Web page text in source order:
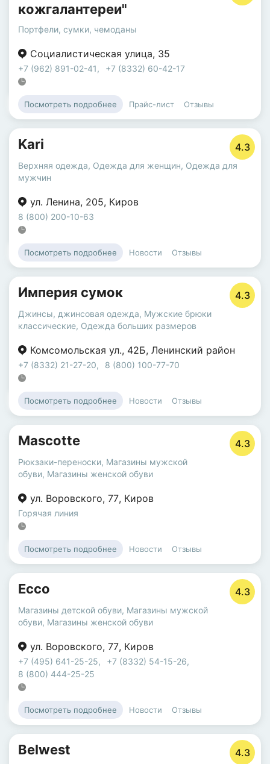
кожгалантереи"
Портфели, сумки, чемоданы
Социалистическая улица, 35
+7 (962) 891-02-41, +7 (8332) 60-42-17
Посмотреть подробнее Прайс-лист Отзывы
Kari 4.3
Верхняя одежда, Одежда для женщин, Одежда для
мужчин
ул. Ленина, 205, Киров
8 (800) 200-10-63
Посмотреть подробнее Новости Отзывы
Империя сумок 4.3
Джинсы, джинсовая одежда, Мужские брюки
классические, Одежда больших размеров
Комсомольская ул., 42Б, Ленинский район
+7 (8332) 21-27-20, 8 (800) 100-77-70
Посмотреть подробнее Новости Отзывы
Mascotte 4.3
Рюкзаки-переноски, Магазины мужской
обуви, Магазины женской обуви
ул. Воровского, 77, Киров
Горячая линия
Посмотреть подробнее Новости Отзывы
Ecco 4.3
Магазины детской обуви, Магазины мужской
обуви, Магазины женской обуви
ул. Воровского, 77, Киров
+7 (495) 641-25-25, +7 (8332) 54-15-26,
8 (800) 444-25-25
Посмотреть подробнее Новости Отзывы
Belwest 4.3